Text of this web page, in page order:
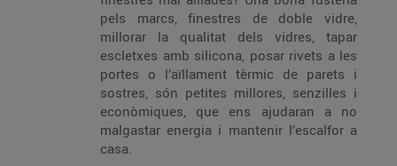
pels marcs, finestres de doble vidre,
millorar la qualitat dels vidres, tapar
escletxes amb silicona, posar rivets a les
portes o l’aïllament tèrmic de parets i
sostres, són petites millores, senzilles i
econòmiques, que ens ajudaran a no
malgastar energia i mantenir l’escalfor a
casa.